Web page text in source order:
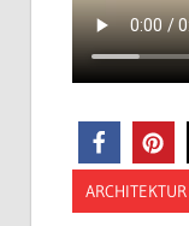
ARCHITEKTUR